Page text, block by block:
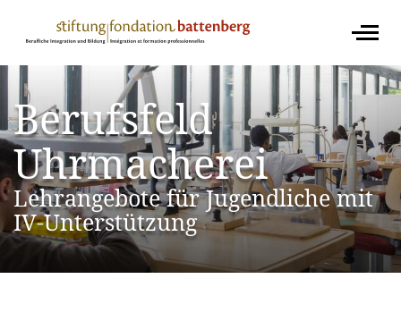
Berufsfeld
Uhrmacherei
Lehrangebote für Jugendliche mit
IV-Unterstützung Image